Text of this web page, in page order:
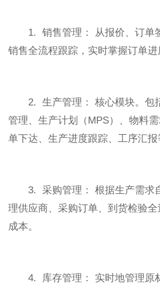
1. 销售管理： 从报价、订单
销售全流程跟踪，实时掌握订单进
2. 生产管理： 核心模块。包括
管理、生产计划（MPS）、物料
单下达、生产进度跟踪、工序汇报
3. 采购管理： 根据生产需求
理供应商、采购订单、到货检验
成本。
4. 库存管理： 实时地管理原